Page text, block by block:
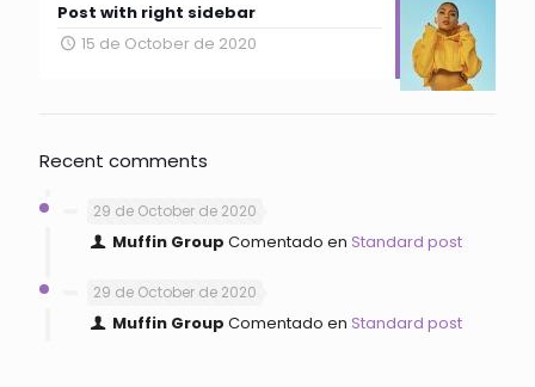
Post with right sidebar
15 de October de 2020
Recent comments
29 de October de 2020
Muffin Group Comentado en Standard post
29 de October de 2020
Muffin Group Comentado en Standard post